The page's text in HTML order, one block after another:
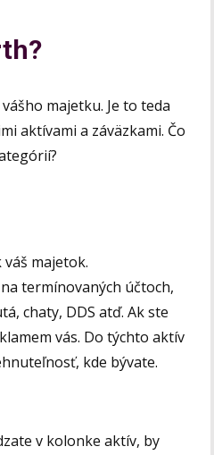
majetku. Je to teda
aktívami a záväzkami. Čo
majetok.
termínovaných účtoch,
chaty, DDS atď. Ak ste
vás. Do týchto aktív
kde bývate.
v kolonke aktív, by